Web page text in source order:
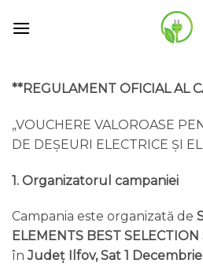
**REGULAMENT OFICIAL AL
„VOUCHERE VALOROASE
DE DEȘEURI ELECTRICE ȘI
1. Organizatorul campaniei
Campania este organizată de
ELEMENTS BEST SELECTION
în Județ Ilfov, Sat 1